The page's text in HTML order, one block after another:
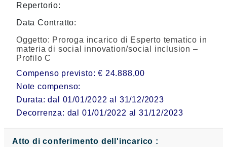
Repertorio:
Data Contratto:
Oggetto: Proroga incarico di Esperto tematico in
materia di social innovation/social inclusion –
Profilo C
Compenso previsto: € 24.888,00
Note compenso:
Durata: dal 01/01/2022 al 31/12/2023
Decorrenza: dal 01/01/2022 al 31/12/2023
Atto di conferimento dell'incarico :